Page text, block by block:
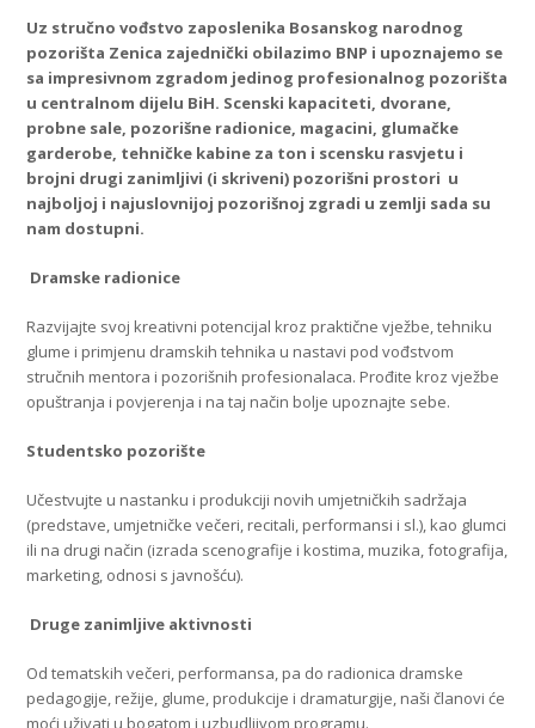
Uz stručno vođstvo zaposlenika Bosanskog narodnog
pozorišta Zenica zajednički obilazimo BNP i upoznajemo se
sa impresivnom zgradom jedinog profesionalnog pozorišta
u centralnom dijelu BiH. Scenski kapaciteti, dvorane,
probne sale, pozorišne radionice, magacini, glumačke
garderobe, tehničke kabine za ton i scensku rasvjetu i
brojni drugi zanimljivi (i skriveni) pozorišni prostori u
najboljoj i najuslovnijoj pozorišnoj zgradi u zemlji sada su
nam dostupni.
Dramske radionice
Razvijajte svoj kreativni potencijal kroz praktične vježbe, tehniku
glume i primjenu dramskih tehnika u nastavi pod vođstvom
stručnih mentora i pozorišnih profesionalaca. Prođite kroz vježbe
opuštranja i povjerenja i na taj način bolje upoznajte sebe.
Studentsko pozorište
Učestvujte u nastanku i produkciji novih umjetničkih sadržaja
(predstave, umjetničke večeri, recitali, performansi i sl.), kao glumci
ili na drugi način (izrada scenografije i kostima, muzika, fotografija,
marketing, odnosi s javnošću).
Druge zanimljive aktivnosti
Od tematskih večeri, performansa, pa do radionica dramske
pedagogije, režije, glume, produkcije i dramaturgije, naši članovi će
moći uživati u bogatom i uzbudljivom programu.